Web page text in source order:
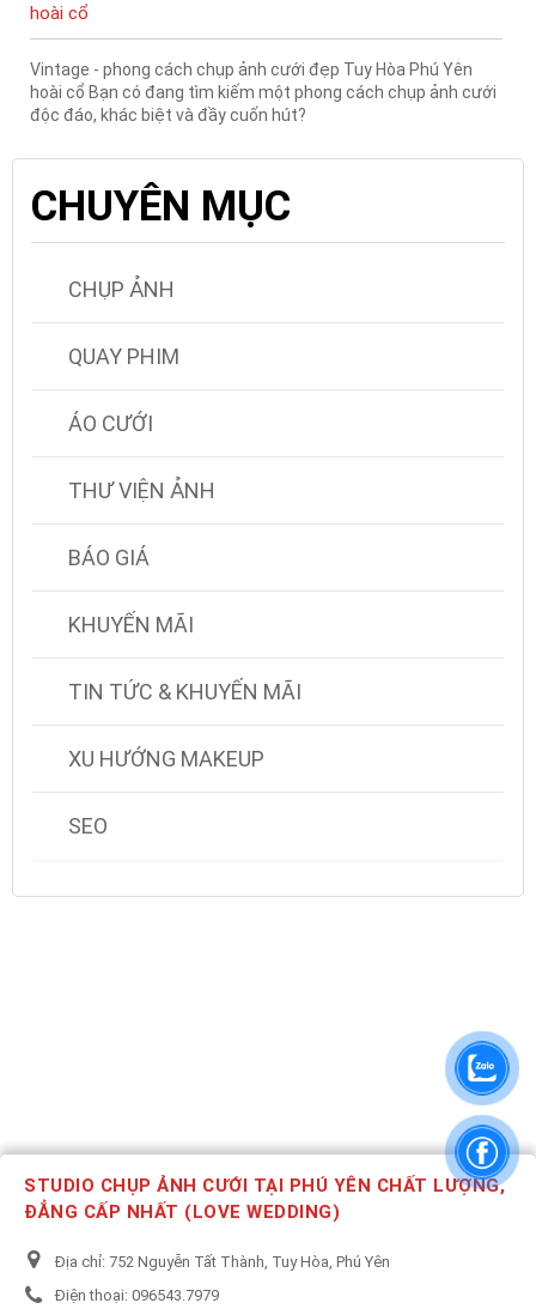
hoài cổ
Vintage - phong cách chụp ảnh cưới đẹp Tuy Hòa Phú Yên
hoài cổ Bạn có đang tìm kiếm một phong cách chụp ảnh cưới
độc đáo, khác biệt và đầy cuốn hút?
CHUYÊN MỤC
CHỤP ẢNH
QUAY PHIM
ÁO CƯỚI
THƯ VIỆN ẢNH
BÁO GIÁ
KHUYẾN MÃI
TIN TỨC & KHUYẾN MÃI
XU HƯỚNG MAKEUP
SEO
STUDIO CHỤP ẢNH CƯỚI TẠI PHÚ YÊN CHẤT LƯỢNG,
ĐẲNG CẤP NHẤT (LOVE WEDDING)
Địa chỉ: 752 Nguyễn Tất Thành, Tuy Hòa, Phú Yên
Điện thoại: 096543.7979